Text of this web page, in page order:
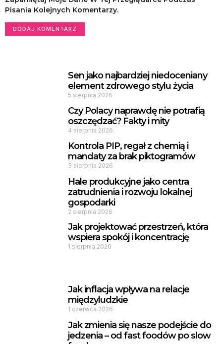
Pisania Kolejnych Komentarzy.
Sen jako najbardziej niedoceniany
element zdrowego stylu życia
5 sierpnia 2026
Czy Polacy naprawdę nie potrafią
oszczędzać? Fakty i mity
4 sierpnia 2026
Kontrola PIP, regał z chemią i
mandaty za brak piktogramów
3 sierpnia 2026
Hale produkcyjne jako centra
zatrudnienia i rozwoju lokalnej
gospodarki
2 sierpnia 2026
Jak projektować przestrzeń, która
wspiera spokój i koncentrację
1 sierpnia 2026
Jak inflacja wpływa na relacje
międzyludzkie
1 czerwca 2026
Jak zmienia się nasze podejście do
jedzenia – od fast foodów po slow